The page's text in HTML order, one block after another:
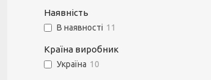
Наявність
В наявності 11
Країна виробник
Україна 10